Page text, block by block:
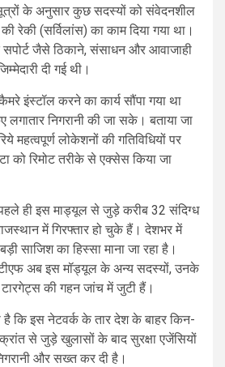
के अनुसार कुछ सदस्यों को संवेदनशील
रेकी (सर्विलांस) का काम दिया गया था।
जैसे ठिकाने, संसाधन और आवाजाही
दी गई थी।
इंस्टॉल करने का कार्य सौंपा गया था
लगातार निगरानी की जा सके। बताया जा
महत्वपूर्ण लोकेशनों की गतिविधियों पर
को रिमोट तरीके से एक्सेस किया जा
पहले ही इस माड्यूल से जुड़े करीब 32 संदिग्ध
में गिरफ्तार हो चुके हैं। देशभर में
साजिश का हिस्सा माना जा रहा है।
अब इस मॉड्यूल के अन्य सदस्यों, उनके
की गहन जांच में जुटी हैं।
है कि इस नेटवर्क के तार देश के बाहर किन-
से जुड़े खुलासों के बाद सुरक्षा एजेंसियों
और सख्त कर दी है।